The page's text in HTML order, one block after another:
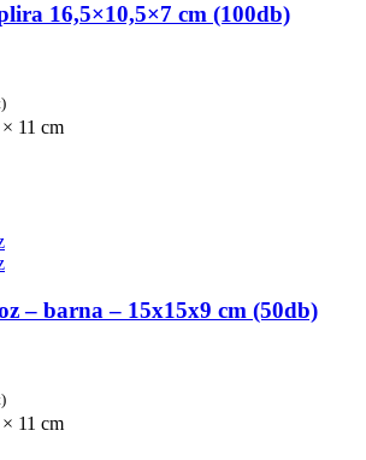
16,5×10,5×7 cm (100db)
)
11 cm
– barna – 15x15x9 cm (50db)
)
11 cm